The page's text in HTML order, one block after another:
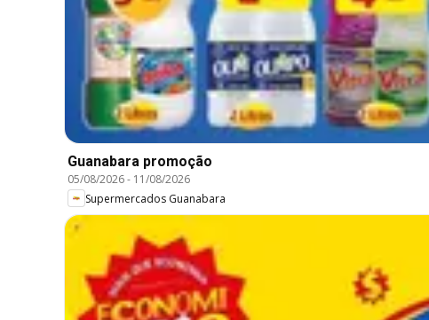
Guanabara promoção
05/08/2026- 11/08/2026
Supermercados Guanabara